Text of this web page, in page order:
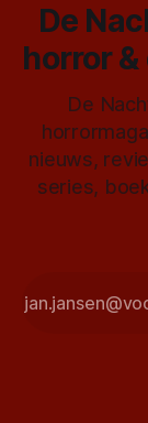
De
horror
De
nieuws,
series,